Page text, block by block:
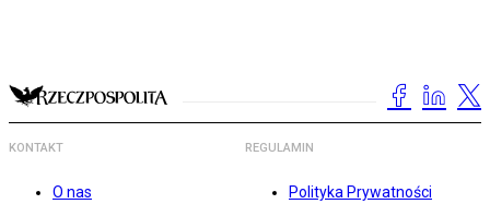
KONTAKT
O nas
REGULAMIN
Polityka Prywatności